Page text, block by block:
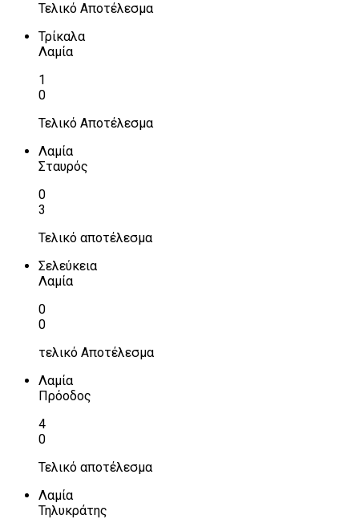
Τελικό Αποτέλεσμα
Τρίκαλα
Λαμία
1
0
Τελικό Αποτέλεσμα
Λαμία
Σταυρός
0
3
Τελικό αποτέλεσμα
Σελεύκεια
Λαμία
0
0
τελικό Αποτέλεσμα
Λαμία
Πρόοδος
4
0
Τελικό αποτέλεσμα
Λαμία
Τηλυκράτης